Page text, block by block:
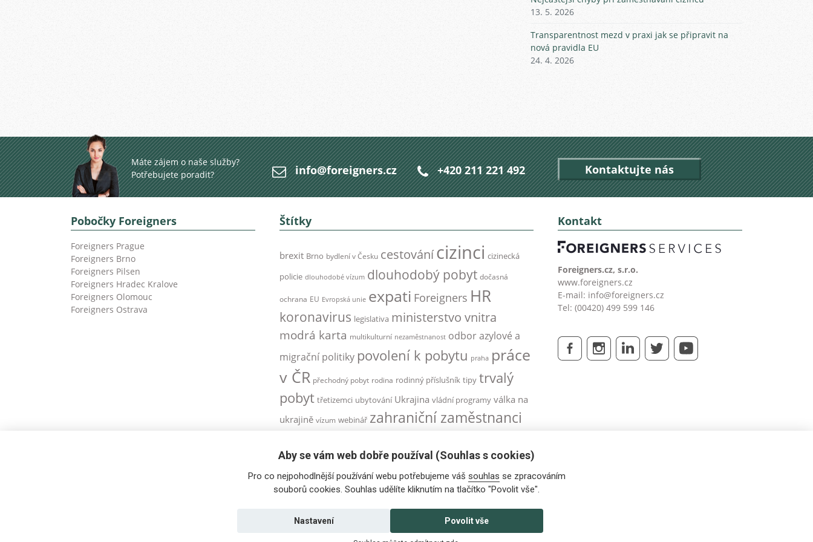
13. 5. 2026
Transparentnost mezd v praxi jak se připravit na
nová pravidla EU
24. 4. 2026
Máte zájem o naše služby?
Potřebujete poradit?
info@foreigners.cz +420 211 221 492 Kontaktujte nás
Pobočky Foreigners
Foreigners Prague
Foreigners Brno
Foreigners Pilsen
Foreigners Hradec Kralove
Foreigners Olomouc
Foreigners Ostrava
Štítky
brexit Brno bydlení v Česku cestovánícizinci cizinecká
policie dlouhodobé vízum dlouhodobý pobyt dočasná
ochrana EU Evropská unie expati Foreigners HR
koronavirus legislativa ministerstvo vnitra
modrá karta multikulturní nezaměstnanost odbor azylové a
migrační politiky povolení k pobytu praha práce
v ČR přechodný pobyt rodina rodinný příslušník tipy trvalý
pobyt třetizemci ubytování Ukrajina vládní programy válka na
ukrajině vízum webinář zahraniční zaměstnanci
zaměstnancizaměstnanecká karta
zaměstnávání cizinců zdravotní pojištění
Česká republika žádost o vízum
Kontakt
Foreigners.cz, s.r.o.
www.foreigners.cz
E-mail: info@foreigners.cz
Tel: (00420) 499 599 146
Aby se vám web dobře používal (Souhlas s cookies)
Pro co nejpohodlnější používání webu potřebujeme váš souhlas se zpracováním
souborů cookies. Souhlas udělíte kliknutím na tlačítko "Povolit vše".
Povolit vše
Nastavení